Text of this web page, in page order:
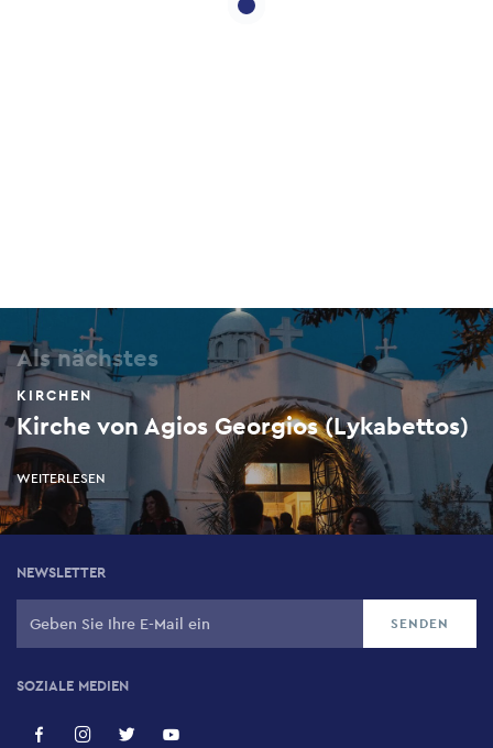
Als nächstes
KIRCHEN
Kirche von Agios Georgios (Lykabettos)
WEITERLESEN
NEWSLETTER
SOZIALE MEDIEN